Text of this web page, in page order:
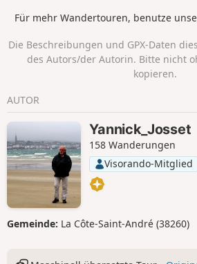
Für mehr Wandertouren, benutze
Die Beschreibungen und GPX-Daten
des Autors/der Autorin. Bitte nicht
kopieren.
AUTOR
Yannick_Josset
158 Wanderungen
Visorando-Mitglied
Gemeinde: La Côte-Saint-André (38260)